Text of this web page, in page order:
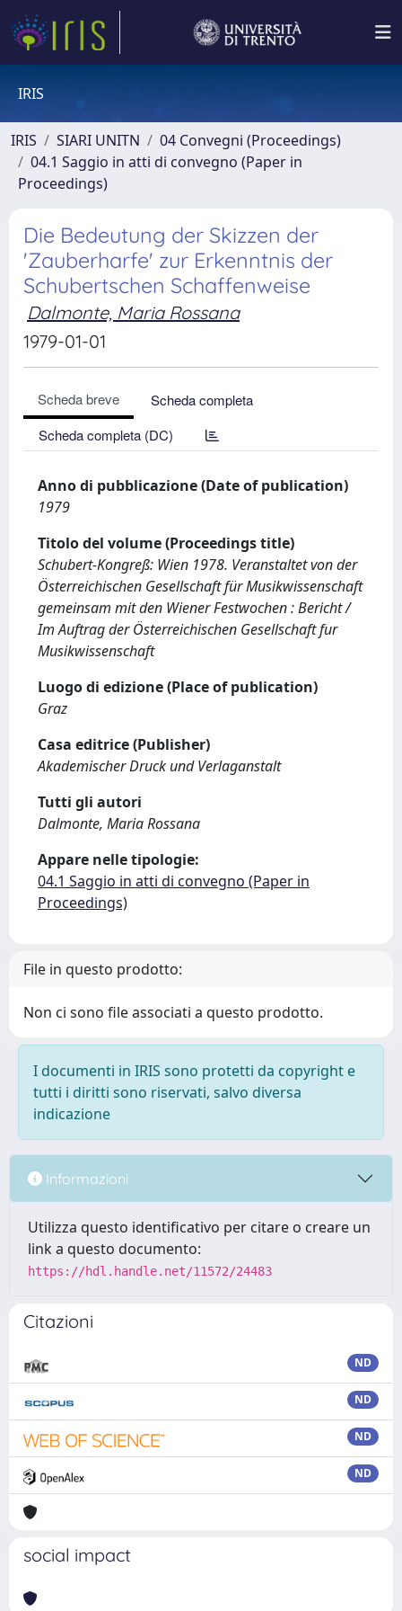
IRIS
IRIS SIARI UNITN
04 Convegni (Proceedings)
04.1 Saggio in atti di convegno (Paper in
Proceedings)
Die Bedeutung der Skizzen der
'Zauberharfe' zur Erkenntnis der
Schubertschen Schaffenweise
Dalmonte, Maria Rossana
1979-01-01
Scheda breve
Scheda completa
Scheda completa (DC)
Anno di pubblicazione (Date of publication)
1979
Titolo del volume (Proceedings title)
Schubert-Kongreß: Wien 1978. Veranstaltet von der
Österreichischen Gesellschaft für Musikwissenschaft
gemeinsam mit den Wiener Festwochen : Bericht /
Im Auftrag der Österreichischen Gesellschaft fur
Musikwissenschaft
Luogo di edizione (Place of publication)
Graz
Casa editrice (Publisher)
Akademischer Druck und Verlaganstalt
Tutti gli autori
Dalmonte, Maria Rossana
Appare nelle tipologie:
04.1 Saggio in atti di convegno (Paper in
Proceedings)
File in questo prodotto:
Non ci sono file associati a questo prodotto.
I documenti in IRIS sono protetti da copyright e
tutti i diritti sono riservati, salvo diversa
indicazione
Informazioni
Utilizza questo identificativo per citare o creare un
link a questo documento:
https://hdl.handle.net/11572/24483
Citazioni
ND
ND
ND
ND
social impact